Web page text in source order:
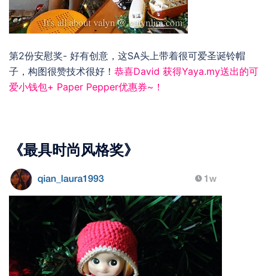
第2份安慰奖- 好有创意，这SA头上带着很可爱圣诞铃帽
子，构图很赞技术很好！ 恭喜David 获得Yaya.my送出的可
爱小钱包+ Paper Pepper优惠券~！
《最具时尚风格奖》